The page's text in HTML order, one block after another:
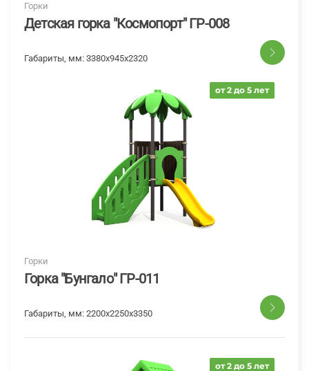
Горки
Детская горка "Космопорт" ГР-008
Габариты, мм: 3380x945x2320
от 2 до 5 лет
Горки
Горка "Бунгало" ГР-011
Габариты, мм: 2200x2250x3350
от 2 до 5 лет